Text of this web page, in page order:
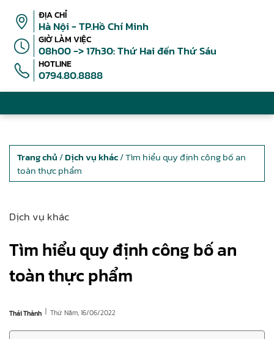
ĐỊA CHỈ
Hà Nội - TP.Hồ Chí Minh
GIỜ LÀM VIỆC
08h00 -> 17h30: Thứ Hai đến Thứ Sáu
HOTLINE
0794.80.8888
Trang chủ /Dịch vụ khác/ Tìm hiểu quy định công bố an
toàn thực phẩm
Dịch vụ khác
Tìm hiểu quy định công bố an
toàn thực phẩm
Thái Thành | Thứ Năm, 16/06/2022